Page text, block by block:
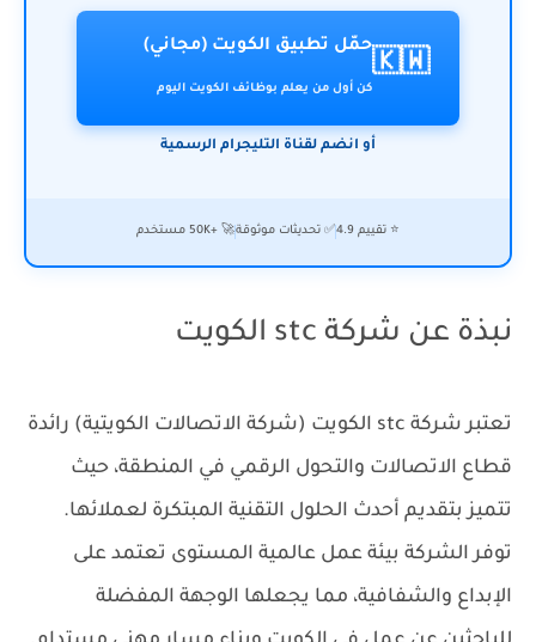
🇰🇼
حمّل تطبيق الكويت (مجاني)
كن أول من يعلم بوظائف الكويت اليوم
أو انضم لقناة التليجرام الرسمية
⭐ تقييم 4.9 ✅ تحديثات موثوقة🚀 +50K مستخدم
نبذة عن شركة stc الكويت
تعتبر شركة stc الكويت (شركة الاتصالات الكويتية) رائدة
قطاع الاتصالات والتحول الرقمي في المنطقة، حيث
تتميز بتقديم أحدث الحلول التقنية المبتكرة لعملائها.
توفر الشركة بيئة عمل عالمية المستوى تعتمد على
الإبداع والشفافية، مما يجعلها الوجهة المفضلة